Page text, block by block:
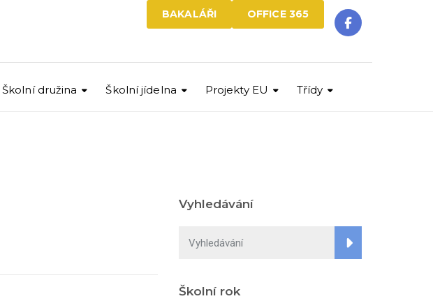
OFFICE 365
BAKALÁŘI
Školní družina Školní jídelna Projekty EU Třídy
Vyhledávání
Školní rok